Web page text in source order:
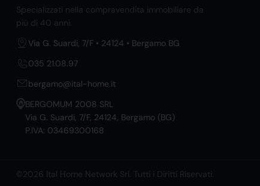
Specializzati nella compravendita immobiliare da
più di 40 anni.
Via G. Suardi, 7/F • 24124 • Bergamo BG
035 21.08.97
bergamo@ital-home.it
BERGOMUM 2008 SRL
Via G. Suardi, 7/F, 24124, Bergamo (BG)
P.IVA: 03469300168
©2026 Ital Home Network Srl. Tutti i Diritti Riservati.